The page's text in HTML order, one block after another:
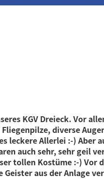
KGV Dreieck. Vor
diverse
leckere Allerlei :-) Aber
auch sehr, sehr geil
tollen Kostüme :-) Vor
aus der Anlage